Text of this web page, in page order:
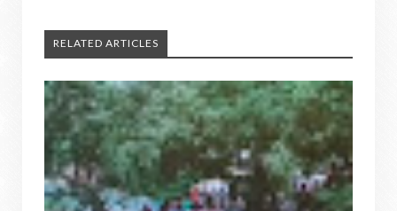
RELATED ARTICLES